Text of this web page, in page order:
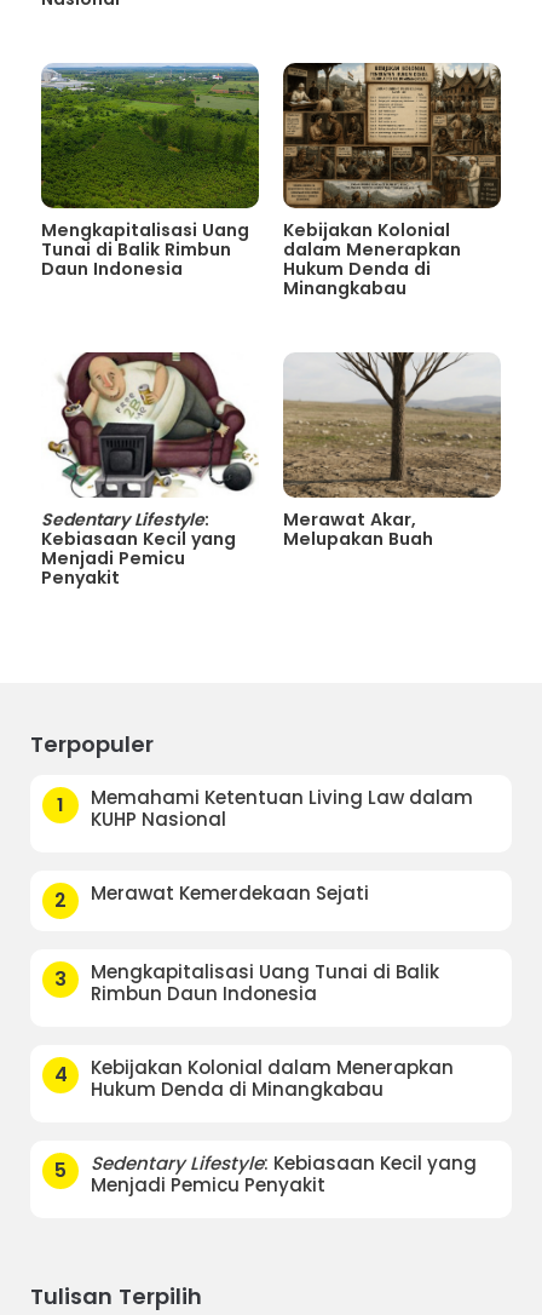
Mengkapitalisasi Uang
Tunai di Balik Rimbun
Daun Indonesia
Kebijakan Kolonial
dalam Menerapkan
Hukum Denda di
Minangkabau
Sedentary Lifestyle:
Kebiasaan Kecil yang
Menjadi Pemicu
Penyakit
Merawat Akar,
Melupakan Buah
Terpopuler
1
Memahami Ketentuan Living Law dalam
KUHP Nasional
2 Merawat Kemerdekaan Sejati
3
Mengkapitalisasi Uang Tunai di Balik
Rimbun Daun Indonesia
4
Kebijakan Kolonial dalam Menerapkan
Hukum Denda di Minangkabau
5 Sedentary Lifestyle: Kebiasaan Kecil yang
Menjadi Pemicu Penyakit
Tulisan Terpilih